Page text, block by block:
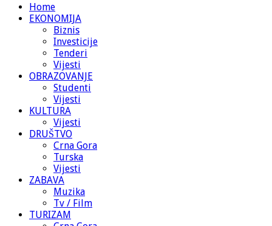
Home
EKONOMIJA
Biznis
Investicije
Tenderi
Vijesti
OBRAZOVANJE
Studenti
Vijesti
KULTURA
Vijesti
DRUŠTVO
Crna Gora
Turska
Vijesti
ZABAVA
Muzika
Tv / Film
TURIZAM